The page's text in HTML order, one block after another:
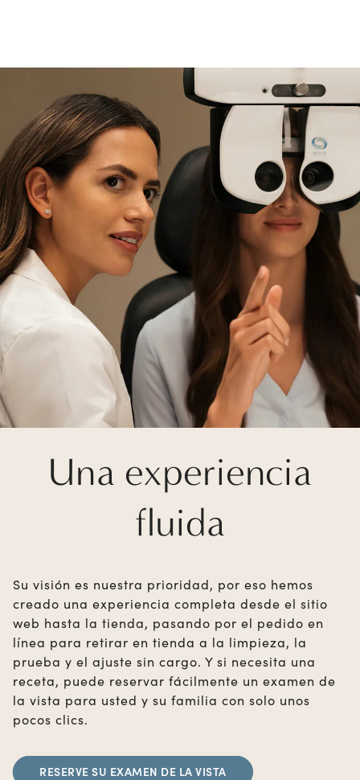
Una experiencia
fluida
Su visión es nuestra prioridad, por eso hemos
creado una experiencia completa desde el sitio
web hasta la tienda, pasando por el pedido en
línea para retirar en tienda a la limpieza, la
prueba y el ajuste sin cargo. Y si necesita una
receta, puede reservar fácilmente un examen de
la vista para usted y su familia con solo unos
pocos clics.
RESERVE SU EXAMEN DE LA VISTA